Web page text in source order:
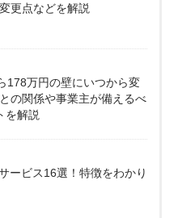
更点などを解説
178万円の壁にいつから変
の関係や事業主が備えるべ
を解説
ービス16選！特徴をわかり